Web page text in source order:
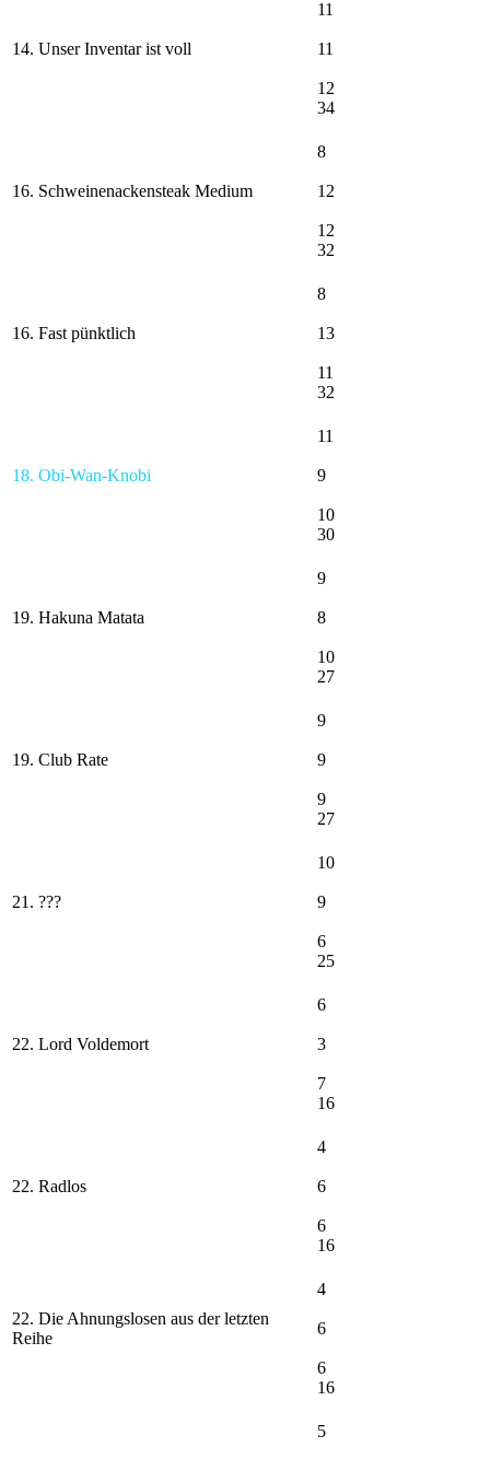
14. Unser Inventar ist voll
11
11
12
34
16. Schweinenackensteak Medium
8
12
12
32
16. Fast pünktlich
8
13
11
32
18. Obi-Wan-Knobi
11
9
10
30
19. Hakuna Matata
9
8
10
27
19. Club Rate
9
9
9
27
21. ???
10
9
6
25
22. Lord Voldemort
6
3
7
16
22. Radlos
4
6
6
16
22. Die Ahnungslosen aus der letzten
Reihe
4
6
6
16
5